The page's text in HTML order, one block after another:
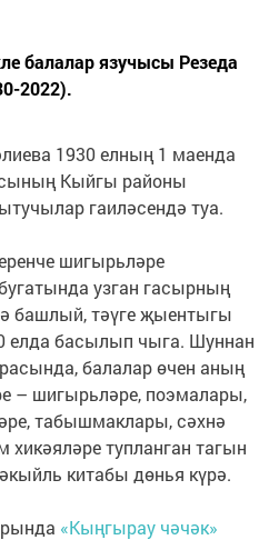
балалар язучысы Резеда
2022).
1930 елның 1 маенда
Кыйгы районы
гаиләсендә туа.
шигырьләре
узган гасырның
башлый, тәүге җыентыгы
елда басылып чыга. Шуннан
балалар өчен аның
– шигырьләре, поэмалары,
табышмаклары, сәхнә
тупланган тагын
китабы дөнья күрә.
«Кыңгырау чәчәк»